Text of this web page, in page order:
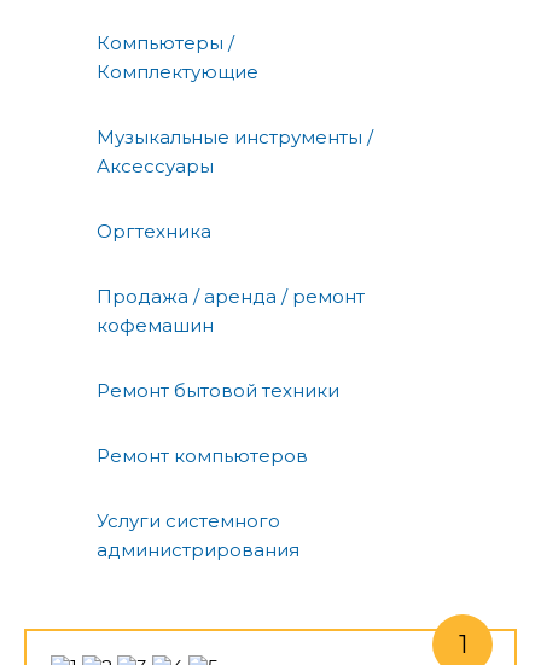
Компьютеры /
Комплектующие
Музыкальные инструменты /
Аксессуары
Оргтехника
Продажа / аренда / ремонт
кофемашин
Ремонт бытовой техники
Ремонт компьютеров
Услуги системного
администрирования